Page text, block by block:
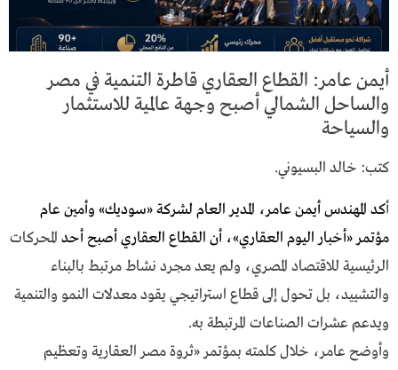
أيمن عامر: القطاع العقاري قاطرة التنمية في مصر
والساحل الشمالي أصبح وجهة عالمية للاستثمار
والسياحة
كتب: خالد البسيوني.
أكد المهندس أيمن عامر، المدير العام لشركة «سوديك» وأمين عام
مؤتمر «أخبار اليوم العقاري»، أن القطاع العقاري أصبح أحد المحركات
الرئيسية للاقتصاد المصري، ولم يعد مجرد نشاط مرتبط بالبناء
والتشييد، بل تحول إلى قطاع استراتيجي يقود معدلات النمو والتنمية
ويدعم عشرات الصناعات المرتبطة به.
وأوضح عامر، خلال كلمته بمؤتمر «ثروة مصر العقارية وتعظيم